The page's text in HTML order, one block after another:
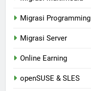
Migrasi Programming
Migrasi Server
Online Earning
openSUSE & SLES